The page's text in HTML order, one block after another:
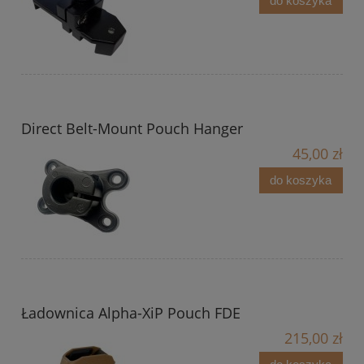
Direct Belt-Mount Pouch Hanger
45,00 zł
do koszyka
Ładownica Alpha-XiP Pouch FDE
215,00 zł